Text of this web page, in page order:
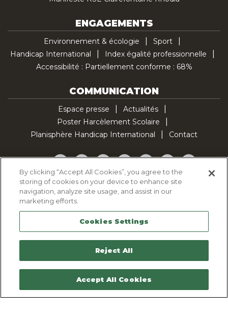
ENGAGEMENTS
Environnement & écologie
Sport
Handicap International
Index égalité professionnelle
Accessibilité : Partiellement conforme : 68%
COMMUNICATION
Espace presse
Actualités
Poster Harcèlement Scolaire
Planisphère Handicap International
Contact
Facebook
TwitterYouTubePinterestInstagramLinkedInTikTok
Politique d'utilisation des cookies
Politique de confidentialité
Mentions légales
Plan du site
Contactez-nous
By clicking “Accept All Cookies”, you agree to the
storing of cookies on your device to enhance site
navigation, analyze site usage, and assist in our
marketing efforts.
Cookies Settings
Reject All
Accept All Cookies